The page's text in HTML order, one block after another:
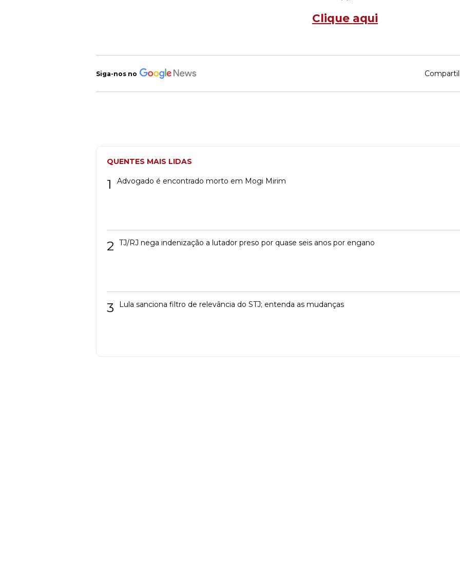
Clique aqui
Siga-nos no
QUENTES MAIS LIDAS
1 Advogado é encontrado morto em Mogi Mirim
2 TJ/RJ nega indenização a lutador preso por quase seis anos por engano
3 Lula sanciona filtro de relevância do STJ; entenda as mudanças